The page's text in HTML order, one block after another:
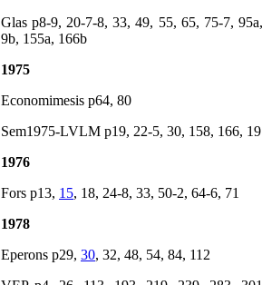
Glas p8-9, 20-7-8, 33, 49, 55, 65, 75-7,
9b, 155a, 166b
1975
Economimesis p64, 80
Sem1975-LVLM p19, 22-5, 30, 158, 166,
1976
Fors p13, 15, 18, 24-8, 33, 50-2, 64-6, 71
1978
Eperons p29, 30, 32, 48, 54, 84, 112